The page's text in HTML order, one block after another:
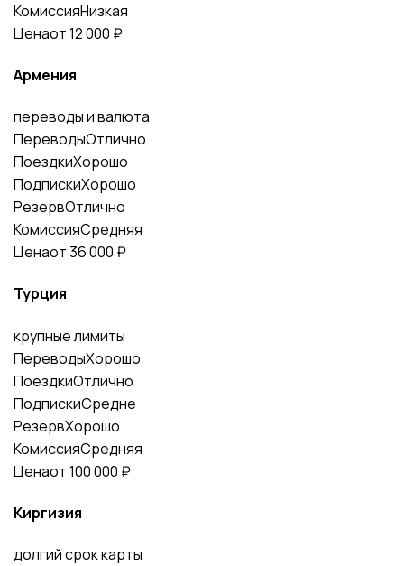
КомиссияНизкая
Ценаот 12 000 ₽
Армения
переводы и валюта
ПереводыОтлично
ПоездкиХорошо
ПодпискиХорошо
РезервОтлично
КомиссияСредняя
Ценаот 36 000 ₽
Турция
крупные лимиты
ПереводыХорошо
ПоездкиОтлично
ПодпискиСредне
РезервХорошо
КомиссияСредняя
Ценаот 100 000 ₽
Киргизия
долгий срок карты